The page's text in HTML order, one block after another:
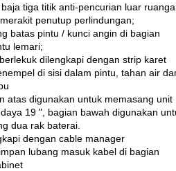
tiga titik anti-pencurian luar
penutup perlindungan;
batas pintu / kunci angin di bagian
lemari;
dilengkapi dengan strip karet
di sisi dalam pintu, tahan air
atas digunakan untuk memasang unit
19 ", bagian bawah digunakan
dua rak baterai.
dengan cable manager
lubang masuk kabel di bagian